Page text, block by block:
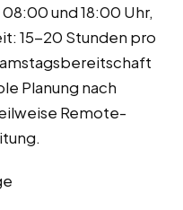
und 18:00 Uhr,
15-20 Stunden pro
Planung nach
Remote-